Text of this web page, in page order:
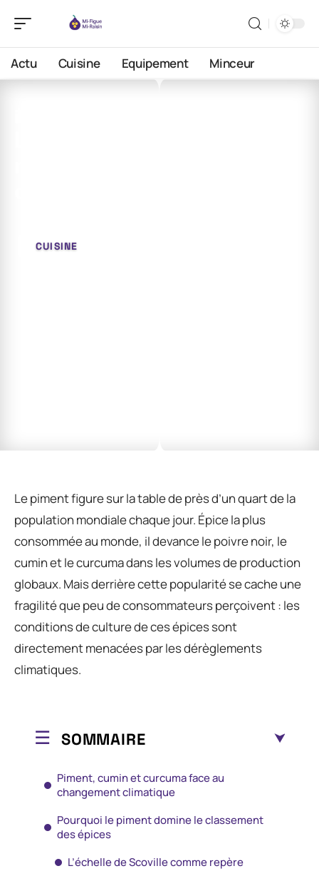
Actu Cuisine Equipement Minceur
CUISINE
Le piment figure sur la table de près d’un quart de la
population mondiale chaque jour. Épice la plus
consommée au monde, il devance le poivre noir, le
cumin et le curcuma dans les volumes de production
globaux. Mais derrière cette popularité se cache une
fragilité que peu de consommateurs perçoivent : les
conditions de culture de ces épices sont
directement menacées par les dérèglements
climatiques.
SOMMAIRE
Piment, cumin et curcuma face au
changement climatique
Pourquoi le piment domine le classement
des épices
L’échelle de Scoville comme repère